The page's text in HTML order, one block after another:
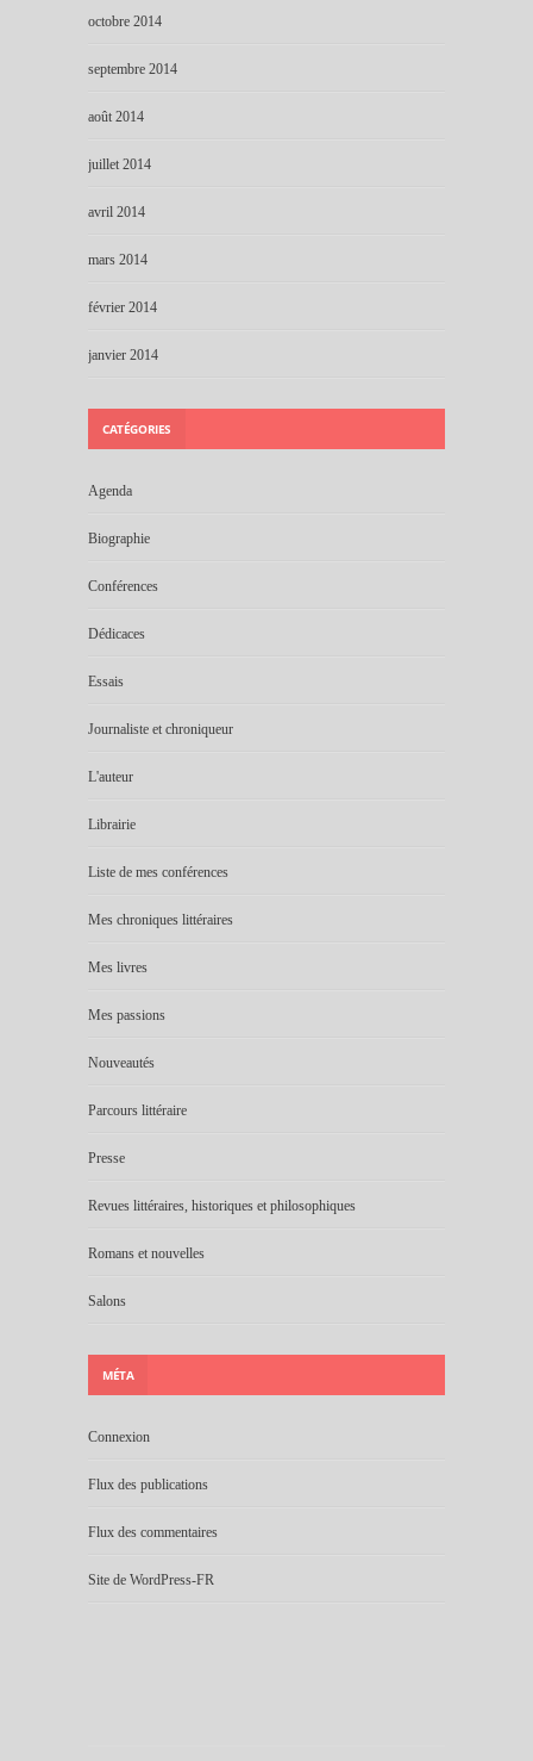
octobre 2014
septembre 2014
août 2014
juillet 2014
avril 2014
mars 2014
février 2014
janvier 2014
CATÉGORIES
Agenda
Biographie
Conférences
Dédicaces
Essais
Journaliste et chroniqueur
L'auteur
Librairie
Liste de mes conférences
Mes chroniques littéraires
Mes livres
Mes passions
Nouveautés
Parcours littéraire
Presse
Revues littéraires, historiques et philosophiques
Romans et nouvelles
Salons
MÉTA
Connexion
Flux des publications
Flux des commentaires
Site de WordPress-FR